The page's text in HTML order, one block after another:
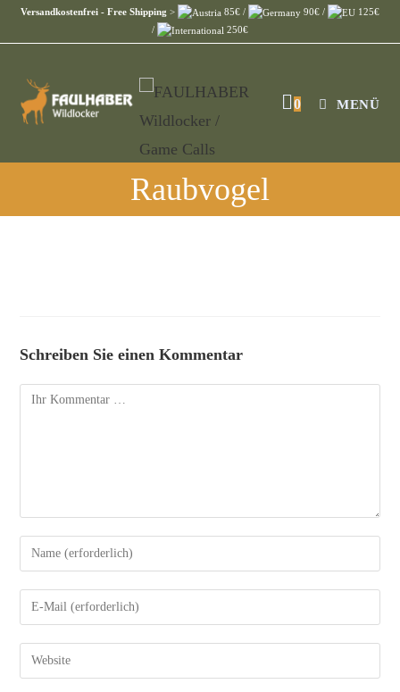
Versandkostenfrei - Free Shipping > 85€ / 90€ /
125€
/
250€
0 MENÜ
Raubvogel
Schreiben Sie einen Kommentar